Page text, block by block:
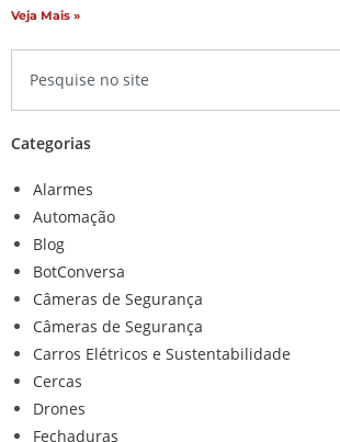
Veja Mais »
Categorias
Alarmes
Automação
Blog
BotConversa
Câmeras de Segurança
Câmeras de Segurança
Carros Elétricos e Sustentabilidade
Cercas
Drones
Fechaduras